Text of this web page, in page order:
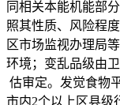
同相关本能机能部
照其性质、风险程
区市场监视办理局
环境；变乱品级由
估审定。发觉食物
市内2个以上区县级